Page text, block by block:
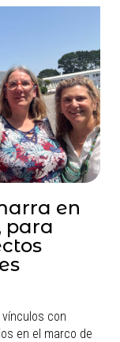
en
para
con
en el marco de